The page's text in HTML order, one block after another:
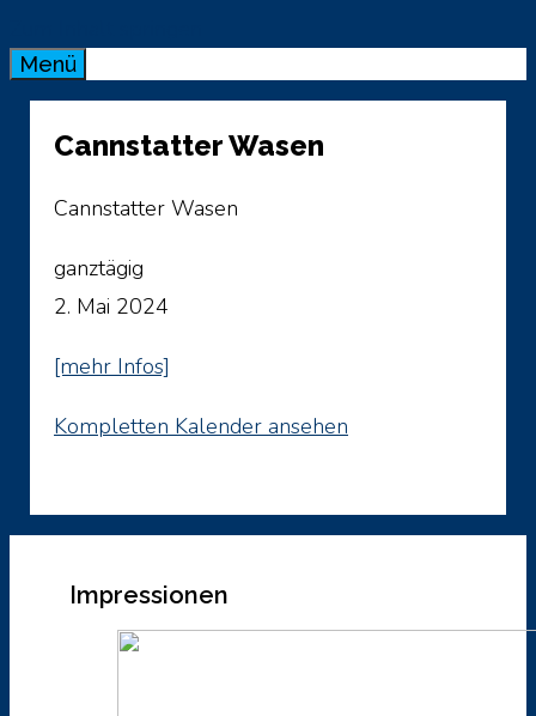
Menü
Cannstatter Wasen
Cannstatter Wasen
ganztägig
2. Mai 2024
[mehr Infos]
Kompletten Kalender ansehen
Impressionen